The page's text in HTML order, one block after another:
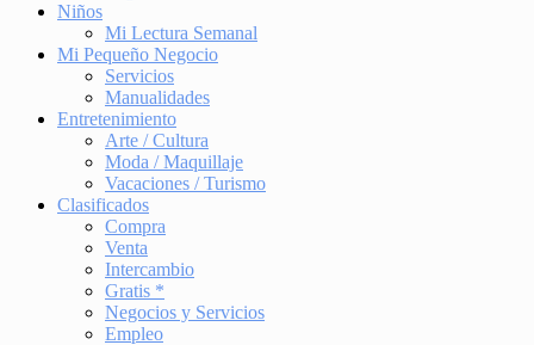
Niños
Mi Lectura Semanal
Mi Pequeño Negocio
Servicios
Manualidades
Entretenimiento
Arte / Cultura
Moda / Maquillaje
Vacaciones / Turismo
Clasificados
Compra
Venta
Intercambio
Gratis *
Negocios y Servicios
Empleo